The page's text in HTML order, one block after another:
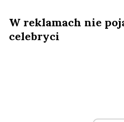
W reklamach nie
celebryci